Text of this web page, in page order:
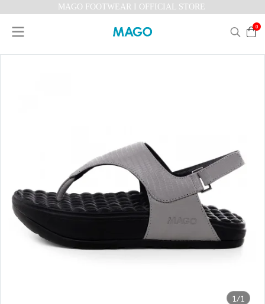
MAGO FOOTWEAR I OFFICIAL STORE
0
1/1